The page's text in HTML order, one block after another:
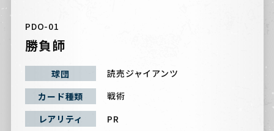
PDO-01
勝負師
球団
読売ジャイアンツ
カード種類
戦術
レアリティ
PR